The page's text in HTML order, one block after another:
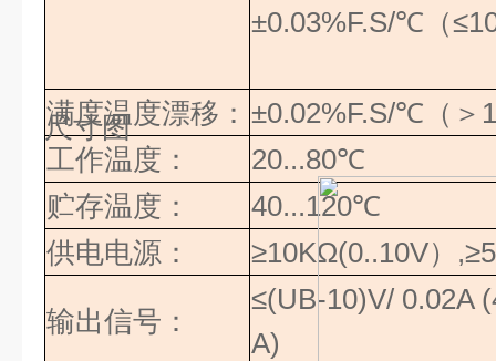
±0.03%F.S/℃（≤
满度温度漂移： ±0.02%F.S/℃（＞
工作温度：
20...80℃
贮存温度：
40...120℃
供电电源：
≥10KΩ(0..10V） ,≥
输出信号：
≤(UB-10)V/ 0.02A
A)
尺寸图